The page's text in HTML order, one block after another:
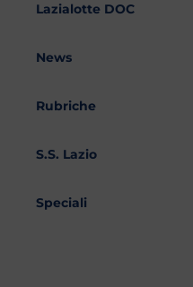
Lazialotte DOC
News
Rubriche
S.S. Lazio
Speciali